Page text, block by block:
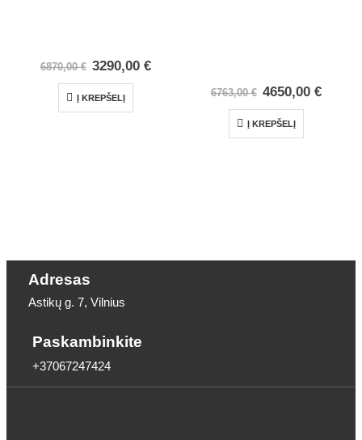
6870,00€ 3290,00€
Į KREPŠELĮ 6763,00€ 4650,00€
Į KREPŠELĮ
Adresas
Astikų g. 7, Vilnius
Paskambinkite
+37067247424